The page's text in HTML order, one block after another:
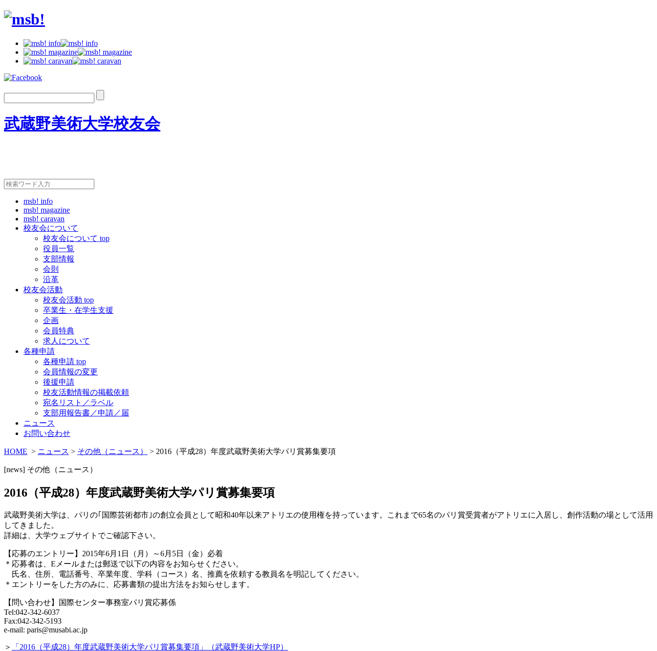
武蔵野美術大学校友会
msb! info
msb! magazine
msb! caravan
校友会について
校友会について top
役員一覧
支部情報
会則
沿革
校友会活動
校友会活動 top
卒業生・在学生支援
企画
会員特典
求人について
各種申請
各種申請 top
会員情報の変更
後援申請
校友活動情報の掲載依頼
宛名リスト／ラベル
支部用報告書／申請／届
ニュース
お問い合わせ
HOME > ニュース > その他（ニュース） > 2016（平成28）年度武蔵野美術大学パリ賞募集要項
[news] その他（ニュース）
2016（平成28）年度武蔵野美術大学パリ賞募集要項
武蔵野美術大学は、パリの｢国際芸術都市｣の創立会員として昭和40年以来アトリエの使用権を持っています。これまで65名のパリ賞受賞者がアトリエに入居し、創作活動の場として活用
してきました。
詳細は、大学ウェブサイトでご確認下さい。
【応募のエントリー】2015年6月1日（月）～6月5日（金）必着
＊応募者は、Eメールまたは郵送で以下の内容をお知らせください。
氏名、住所、電話番号、卒業年度、学科（コース）名、推薦を依頼する教員名を明記してください。
＊エントリーをした方のみに、応募書類の提出方法をお知らせします。
【問い合わせ】国際センター事務室パリ賞応募係
Tel:042-342-6037
Fax:042-342-5193
e-mail: paris@musabi.ac.jp
＞
「2016（平成28）年度武蔵野美術大学パリ賞募集要項」（武蔵野美術大学HP）